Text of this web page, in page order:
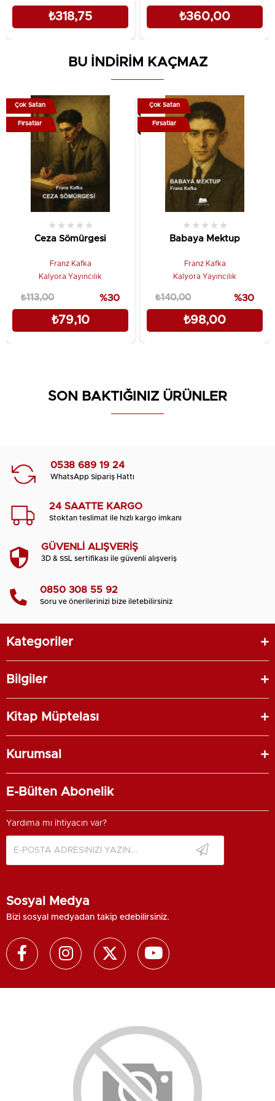
₺318,75 ₺360,00
BU İNDİRİM KAÇMAZ
Ceza Sömürgesi
★ ★ ★ ★ ★
Franz Kafka
Kalyora Yayıncılık
₺79,10
₺113,00 %30
Çok Satan
Fırsatlar
Babaya Mektup
★ ★ ★ ★ ★
Franz Kafka
Kalyora Yayıncılık
₺98,00
₺140,00 %30
Çok Satan
Fırsatlar
SON BAKTIĞINIZ ÜRÜNLER
0538 689 19 24
WhatsApp Sipariş Hattı
24 SAATTE KARGO
Stoktan teslimat ile hızlı kargo imkanı
GÜVENLİ ALIŞVERİŞ
3D & SSL sertifikası ile güvenli alışveriş
0850 308 55 92
Soru ve önerilerinizi bize iletebilirsiniz
Kategoriler
Bilgiler
Kitap Müptelası
Kurumsal
E-Bülten Abonelik
Yardıma mı ihtiyacın var?
Sosyal Medya
Bizi sosyal medyadan takip edebilirsiniz.